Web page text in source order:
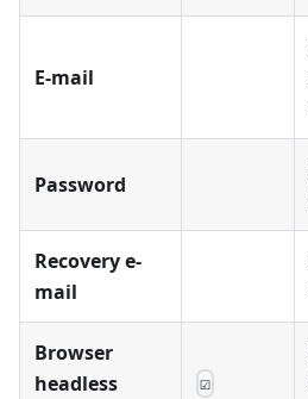
E-mail
Password
Recovery e-
mail
Browser
headless
☑